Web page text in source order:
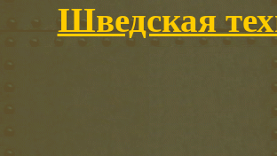
Шведская